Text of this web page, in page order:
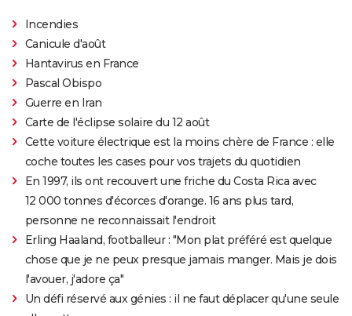
Incendies
Canicule d'août
Hantavirus en France
Pascal Obispo
Guerre en Iran
Carte de l'éclipse solaire du 12 août
Cette voiture électrique est la moins chère de France : elle
coche toutes les cases pour vos trajets du quotidien
En 1997, ils ont recouvert une friche du Costa Rica avec
12 000 tonnes d'écorces d'orange. 16 ans plus tard,
personne ne reconnaissait l'endroit
Erling Haaland, footballeur : "Mon plat préféré est quelque
chose que je ne peux presque jamais manger. Mais je dois
l'avouer, j'adore ça"
Un défi réservé aux génies : il ne faut déplacer qu'une seule